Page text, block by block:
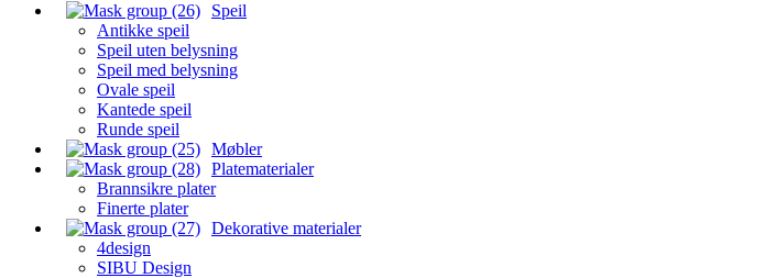
Speil
Antikke speil
Speil uten belysning
Speil med belysning
Ovale speil
Kantede speil
Runde speil
Møbler
Platematerialer
Brannsikre plater
Finerte plater
Dekorative materialer
4design
SIBU Design